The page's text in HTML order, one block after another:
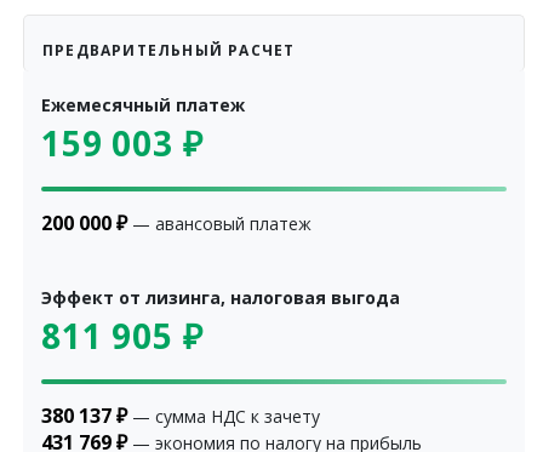
ПРЕДВАРИТЕЛЬНЫЙ РАСЧЕТ
Ежемесячный платеж
159 003 ₽
200 000₽— авансовый платеж
Эффект от лизинга, налоговая выгода
811 905 ₽
380 137₽— сумма НДС к зачету
431 769₽— экономия по налогу на прибыль